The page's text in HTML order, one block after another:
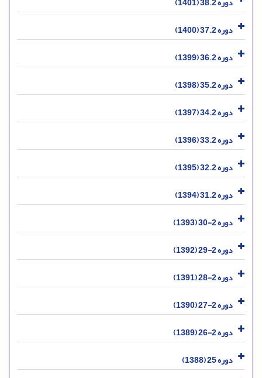
دوره 37.2 (1400)
دوره 36.2 (1399)
دوره 35.2 (1398)
دوره 34.2 (1397)
دوره 33.2 (1396)
دوره 32.2 (1395)
دوره 31.2 (1394)
دوره 2-30 (1393)
دوره 2-29 (1392)
دوره 2-28 (1391)
دوره 2-27 (1390)
دوره 2-26 (1389)
دوره 25 (1388)